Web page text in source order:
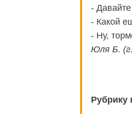
-
- Какой
- Ну,
Юля Б.
Рубрику